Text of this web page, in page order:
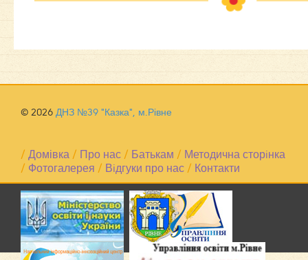
© 2026 ДНЗ №39 "Казка", м.Рівне
/ Домівка / Про нас / Батькам / Методична сторiнка
/ Фотогалерея / Вiдгуки про нас / Контакти